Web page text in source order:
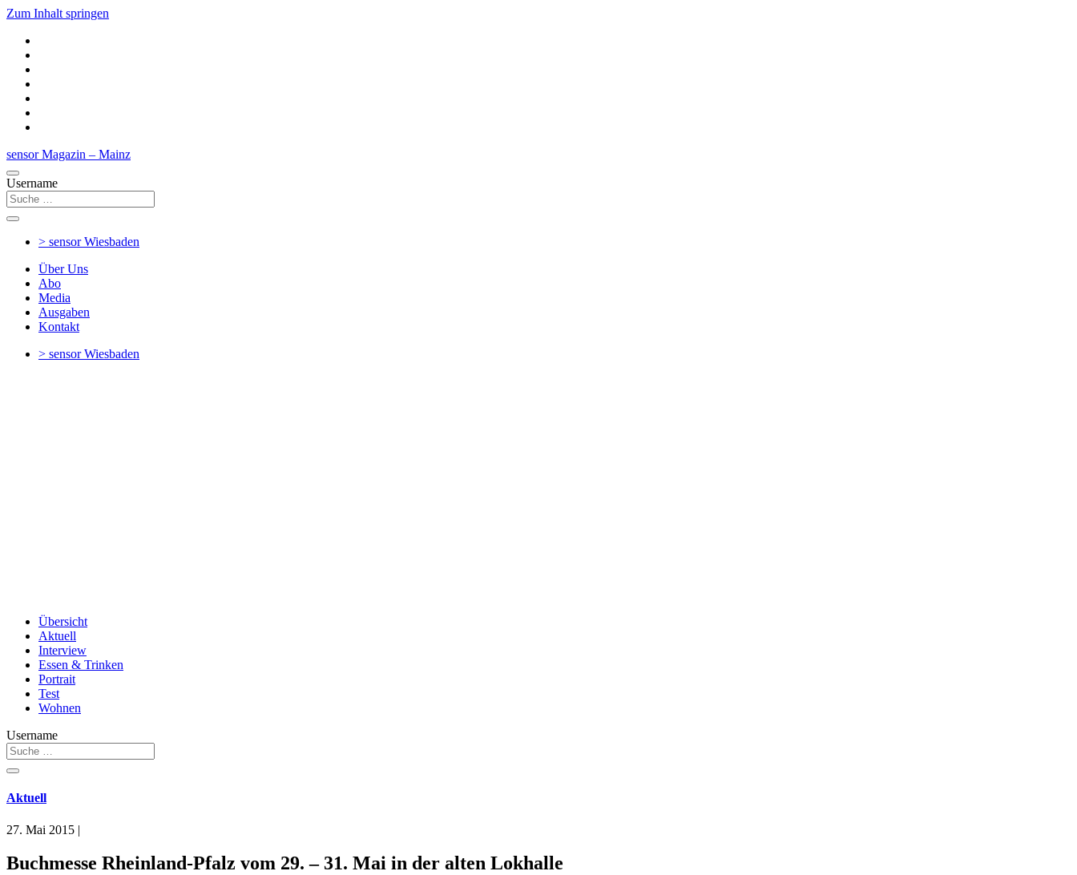
Zum Inhalt springen
sensor Magazin – Mainz
Username
> sensorWiesbaden
Über Uns
Abo
Media
Ausgaben
Kontakt
> sensorWiesbaden
Übersicht
Aktuell
Interview
Essen & Trinken
Portrait
Test
Wohnen
Username
Aktuell
27. Mai 2015 |
Buchmesse Rheinland-Pfalz vom 29. – 31. Mai in der alten Lokhalle